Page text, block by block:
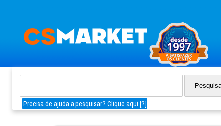
Precisa de ajuda a pesquisar? Clique aqui [?]